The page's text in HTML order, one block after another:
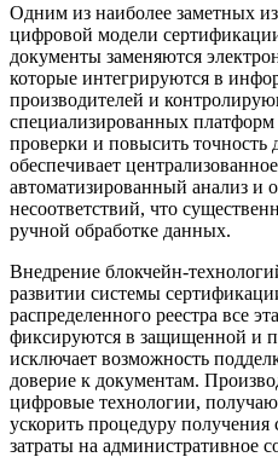
Одним из наиболее заметных
цифровой модели
документы заменяются
которые интегрируются в
производителей и
специализированных платформ
проверки и повысить
обеспечивает
автоматизированный анализ и
несоответствий, что
ручной обработке данных.
Внедрение блокчейн-
развитии системы
распределенного реестра все
фиксируются в защищенной и
исключает возможность
доверие к документам.
цифровые технологии,
ускорить процедуру получения
затраты на административное